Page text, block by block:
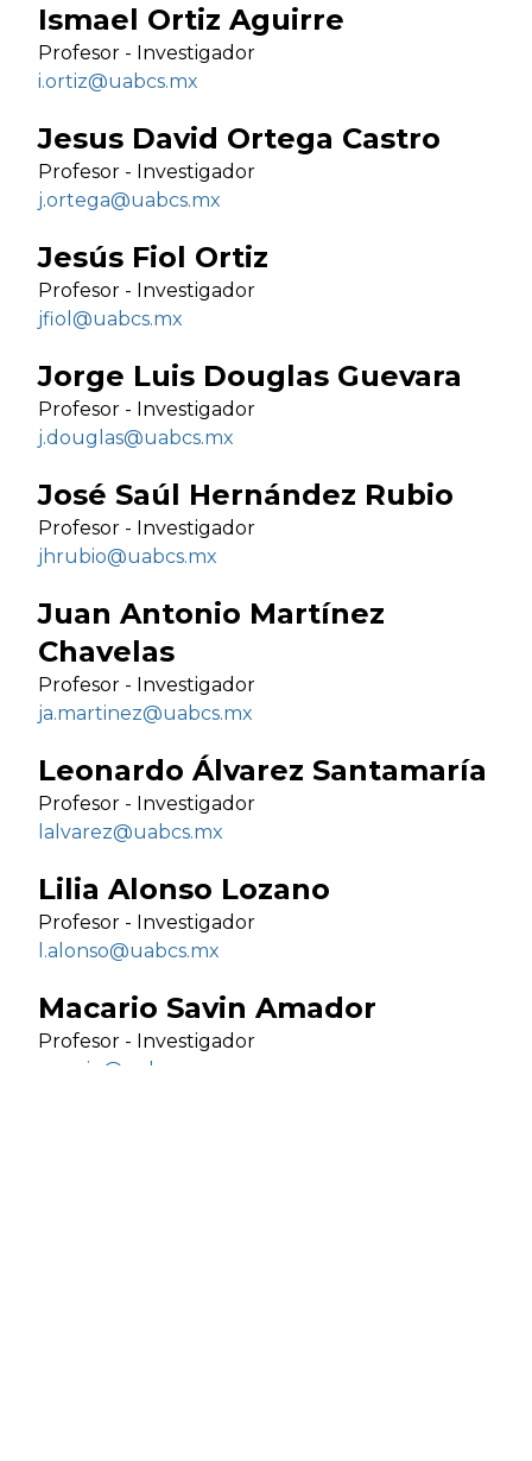
Ismael Ortiz Aguirre
Profesor - Investigador
i.ortiz@uabcs.mx
Jesus David Ortega Castro
Profesor - Investigador
j.ortega@uabcs.mx
Jesús Fiol Ortiz
Profesor - Investigador
jfiol@uabcs.mx
Jorge Luis Douglas Guevara
Profesor - Investigador
j.douglas@uabcs.mx
José Saúl Hernández Rubio
Profesor - Investigador
jhrubio@uabcs.mx
Juan Antonio Martínez
Chavelas
Profesor - Investigador
ja.martinez@uabcs.mx
Leonardo Álvarez Santamaría
Profesor - Investigador
lalvarez@uabcs.mx
Lilia Alonso Lozano
Profesor - Investigador
l.alonso@uabcs.mx
Macario Savin Amador
Profesor - Investigador
msavin@uabcs.mx